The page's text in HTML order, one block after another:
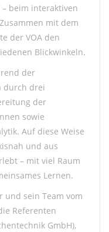
– beim interaktiven
mit dem
der VOA den
Blickwinkeln.
der
durch drei
der
sowie
Auf diese Weise
und aus
– mit viel Raum
Lernen.
und sein Team vom
Referenten
GmbH),